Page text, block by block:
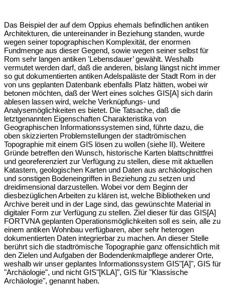
Das Beispiel der auf dem Oppius ehemals befindlichen antiken
Architekturen, die untereinander in Beziehung standen, wurde
wegen seiner topographischen Komplexität, der enormen
Fundmenge aus dieser Gegend, sowie wegen seiner selbst für
Rom sehr langen antiken 'Lebensdauer’ gewählt. Weshalb
vermutet werden darf, daß die anderen, bislang längst nicht immer
so gut dokumentierten antiken Adelspaläste der Stadt Rom in der
von uns geplanten Datenbank ebenfalls Platz hätten, wobei wir
betonen möchten, daß der Wert eines solches GIS[A] sich darin
ablesen lassen wird, welche Verknüpfungs- und
Analysemöglichkeiten es bietet. Die Tatsache, daß die
letztgenannten Eigenschaften Charakteristika von
Geographischen Informationssystemen sind, führte dazu, die
oben skizzierten Problemstellungen der stadtrömischen
Topographie mit einem GIS lösen zu wollen (siehe II). Weitere
Gründe betreffen den Wunsch, historische Karten blattschnittfrei
und georeferenziert zur Verfügung zu stellen, diese mit aktuellen
Katastern, geologischen Karten und Daten aus archäologischen
und sonstigen Bodeneingriffen in Beziehung zu setzen und
dreidimensional darzustellen. Wobei vor dem Beginn der
diesbezüglichen Arbeiten zu klären ist, welche Bibliotheken und
Archive bereit und in der Lage sind, das gewünschte Material in
digitaler Form zur Verfügung zu stellen. Ziel dieser für das GIS[A]
FORTVNA geplanten Operationsmöglichkeiten soll es sein, alle zu
einem antiken Wohnbau verfügbaren, aber sehr heterogen
dokumentierten Daten integrierbar zu machen. An dieser Stelle
berührt sich die stadtrömische Topographie ganz offensichtlich mit
den Zielen und Aufgaben der Bodendenkmalpflege anderer Orte,
weshalb wir unser geplantes Informationssystem GIS"[A]", GIS für
"Archäologie", und nicht GIS"[KLA]", GIS für "Klassische
Archäologie", genannt haben.